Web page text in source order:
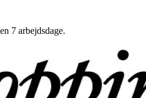
7 arbejdsdage.